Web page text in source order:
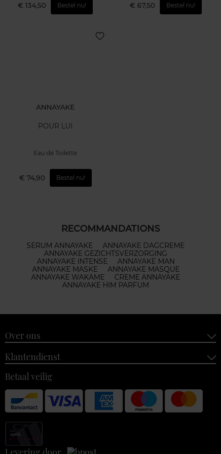
€ 134,50 Bestel nu! € 67,50 Bestel nu!
ANNAYAKE
POUR LUI
Eau de Toilette
€ 74,90 Bestel nu!
RECOMMANDATIONS
SERUM ANNAYAKE
ANNAYAKE DAGCREME
ANNAYAKE GEZICHTSVERZORGING
ANNAYAKE INTENSE
ANNAYAKE MAN
ANNAYAKE MASKE
ANNAYAKE MASQUE
ANNAYAKE WAKAME
CREME ANNAYAKE
ANNAYAKE HIM PARFUM
Over ons
Klantendienst
Betaal veilig